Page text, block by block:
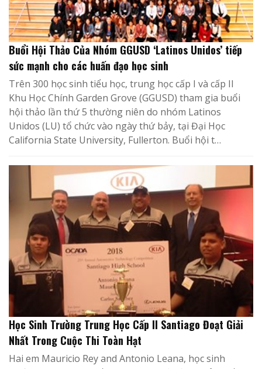
Buổi Hội Thảo Của Nhóm GGUSD ‘Latinos Unidos’ tiếp
sức mạnh cho các huấn đạo học sinh
Trên 300 học sinh tiểu học, trung học cấp I và cấp II
Khu Học Chính Garden Grove (GGUSD) tham gia buổi
hội thảo lần thứ 5 thường niên do nhóm Latinos
Unidos (LU) tổ chức vào ngày thứ bảy, tại Đại Học
California State University, Fullerton. Buổi hội t…
Học Sinh Trường Trung Học Cấp II Santiago Đoạt Giải
Nhất Trong Cuộc Thi Toàn Hạt
Hai em Mauricio Rey and Antonio Leana, học sinh